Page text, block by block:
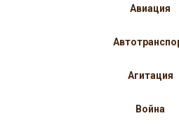
Авиация
Агитация
Война